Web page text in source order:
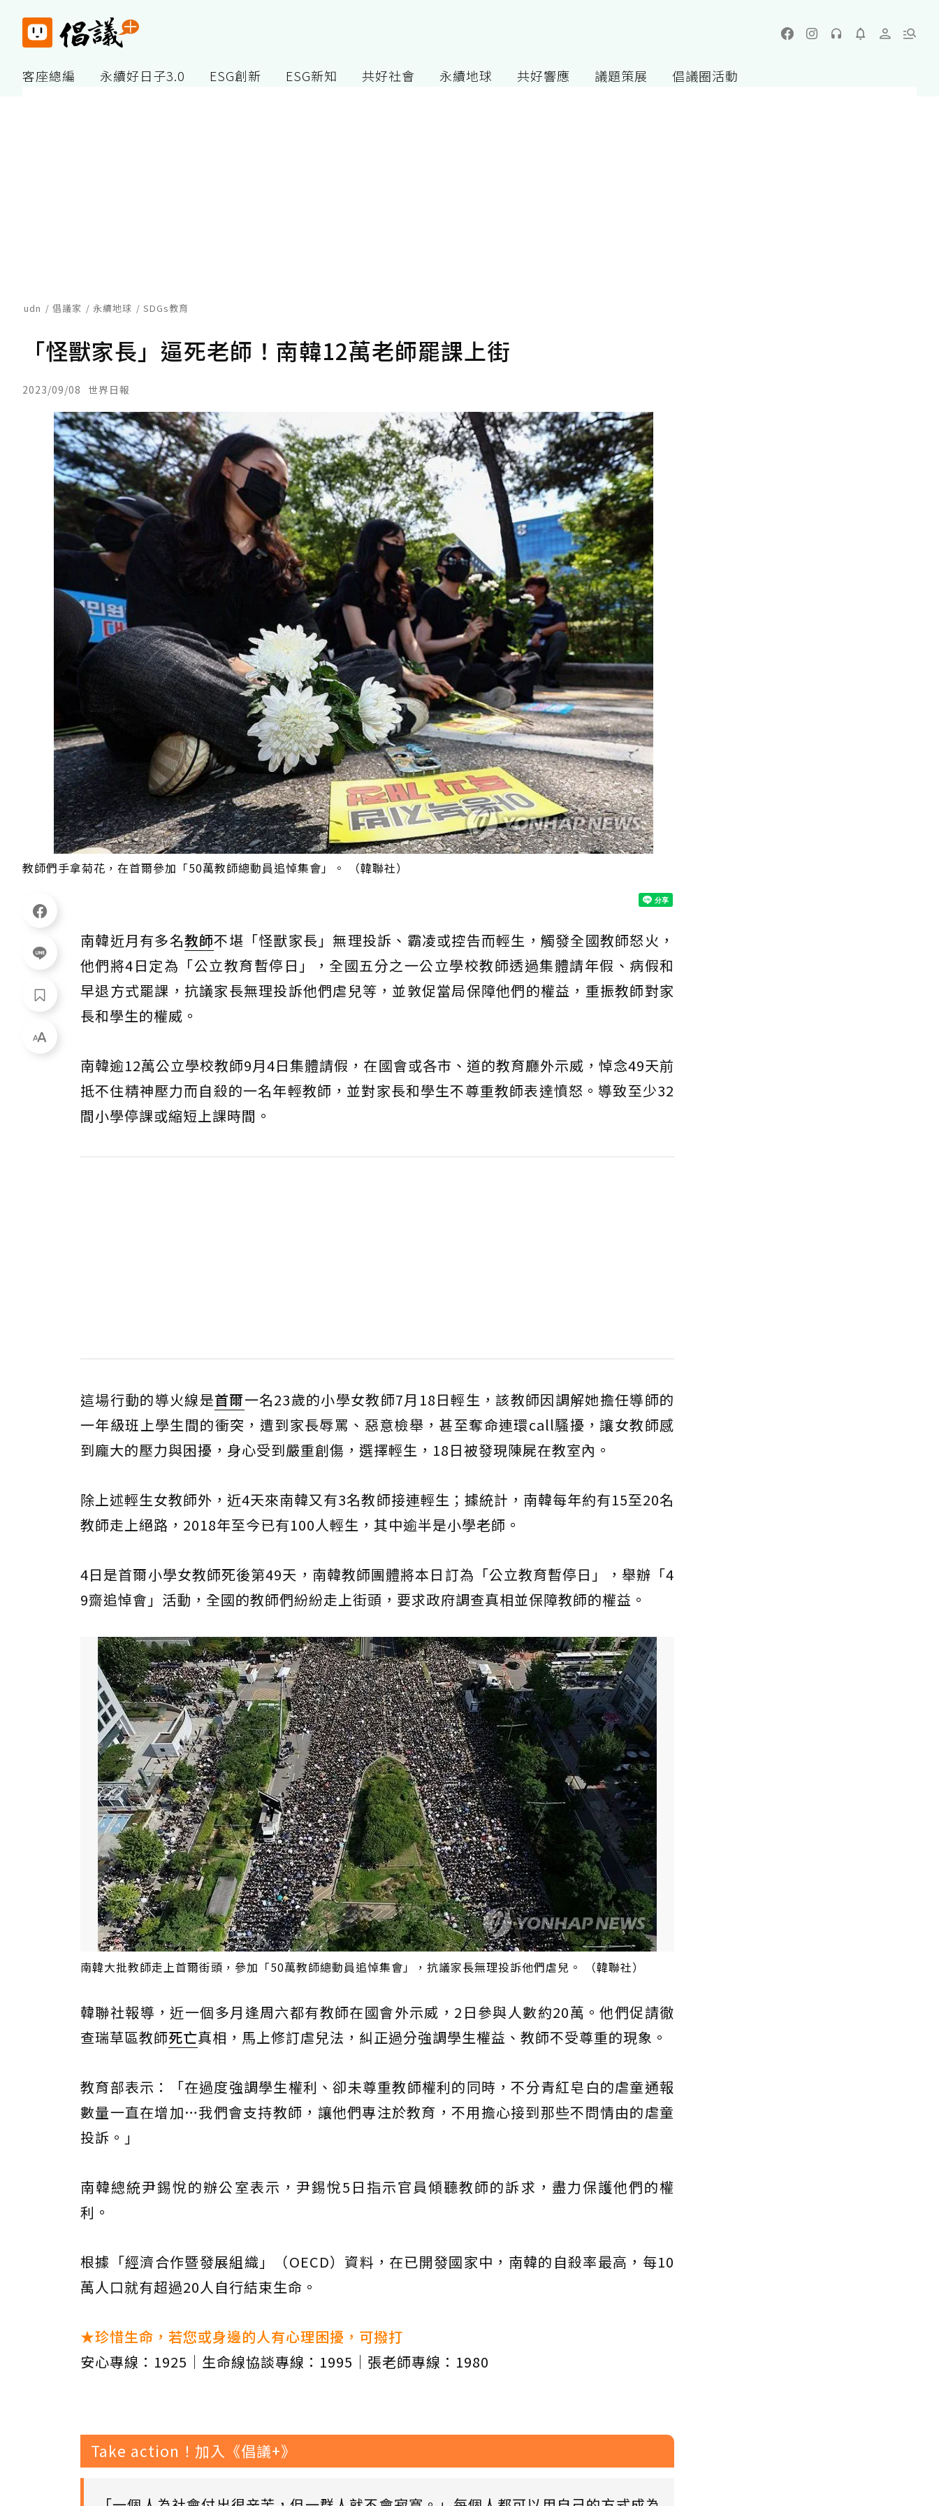
客座總編 永續好日子3.0 ESG創新 ESG新知 共好社會 永續地球 共好響應 議題策展 倡議圈活動
udn 倡議家 永續地球 SDGs教育
「怪獸家長」逼死老師！南韓12萬老師罷課上街
2023/09/08 世界日報
教師們手拿菊花，在首爾參加「50萬教師總動員追悼集會」。 （韓聯社）
南韓近月有多名教師不堪「怪獸家長」無理投訴、霸凌或控告而輕生，觸發全國教師怒火，
他們將4日定為「公立教育暫停日」，全國五分之一公立學校教師透過集體請年假、病假和
早退方式罷課，抗議家長無理投訴他們虐兒等，並敦促當局保障他們的權益，重振教師對家
長和學生的權威。
南韓逾12萬公立學校教師9月4日集體請假，在國會或各市、道的教育廳外示威，悼念49天前
抵不住精神壓力而自殺的一名年輕教師，並對家長和學生不尊重教師表達憤怒。導致至少32
間小學停課或縮短上課時間。
這場行動的導火線是首爾一名23歲的小學女教師7月18日輕生，該教師因調解她擔任導師的
一年級班上學生間的衝突，遭到家長辱罵、惡意檢舉，甚至奪命連環call騷擾，讓女教師感
到龐大的壓力與困擾，身心受到嚴重創傷，選擇輕生，18日被發現陳屍在教室內。
除上述輕生女教師外，近4天來南韓又有3名教師接連輕生；據統計，南韓每年約有15至20名
教師走上絕路，2018年至今已有100人輕生，其中逾半是小學老師。
4日是首爾小學女教師死後第49天，南韓教師團體將本日訂為「公立教育暫停日」，舉辦「4
9齋追悼會」活動，全國的教師們紛紛走上街頭，要求政府調查真相並保障教師的權益。
南韓大批教師走上首爾街頭，參加「50萬教師總動員追悼集會」，抗議家長無理投訴他們虐兒。 （韓聯社）
韓聯社報導，近一個多月逢周六都有教師在國會外示威，2日參與人數約20萬。他們促請徹
查瑞草區教師死亡真相，馬上修訂虐兒法，糾正過分強調學生權益、教師不受尊重的現象。
教育部表示：「在過度強調學生權利、卻未尊重教師權利的同時，不分青紅皂白的虐童通報
數量一直在增加…我們會支持教師，讓他們專注於教育，不用擔心接到那些不問情由的虐童
投訴。」
南韓總統尹錫悅的辦公室表示，尹錫悅5日指示官員傾聽教師的訴求，盡力保護他們的權
利。
根據「經濟合作暨發展組織」（OECD）資料，在已開發國家中，南韓的自殺率最高，每10
萬人口就有超過20人自行結束生命。
★珍惜生命，若您或身邊的人有心理困擾，可撥打
安心專線：1925｜生命線協談專線：1995｜張老師專線：1980
Take action！加入《倡議+》